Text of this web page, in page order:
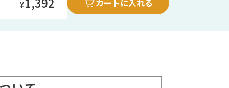
¥ カートに入れる